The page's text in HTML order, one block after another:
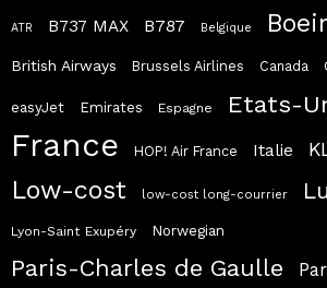
ATR B737 MAX B787 Belgique
British Airways Brussels Airlines Canada
easyJet Emirates Espagne Etats-
France HOP! Air France Italie
Low-cost low-cost long-courrier
Lyon-Saint Exupéry Norwegian
Paris-Charles de Gaulle